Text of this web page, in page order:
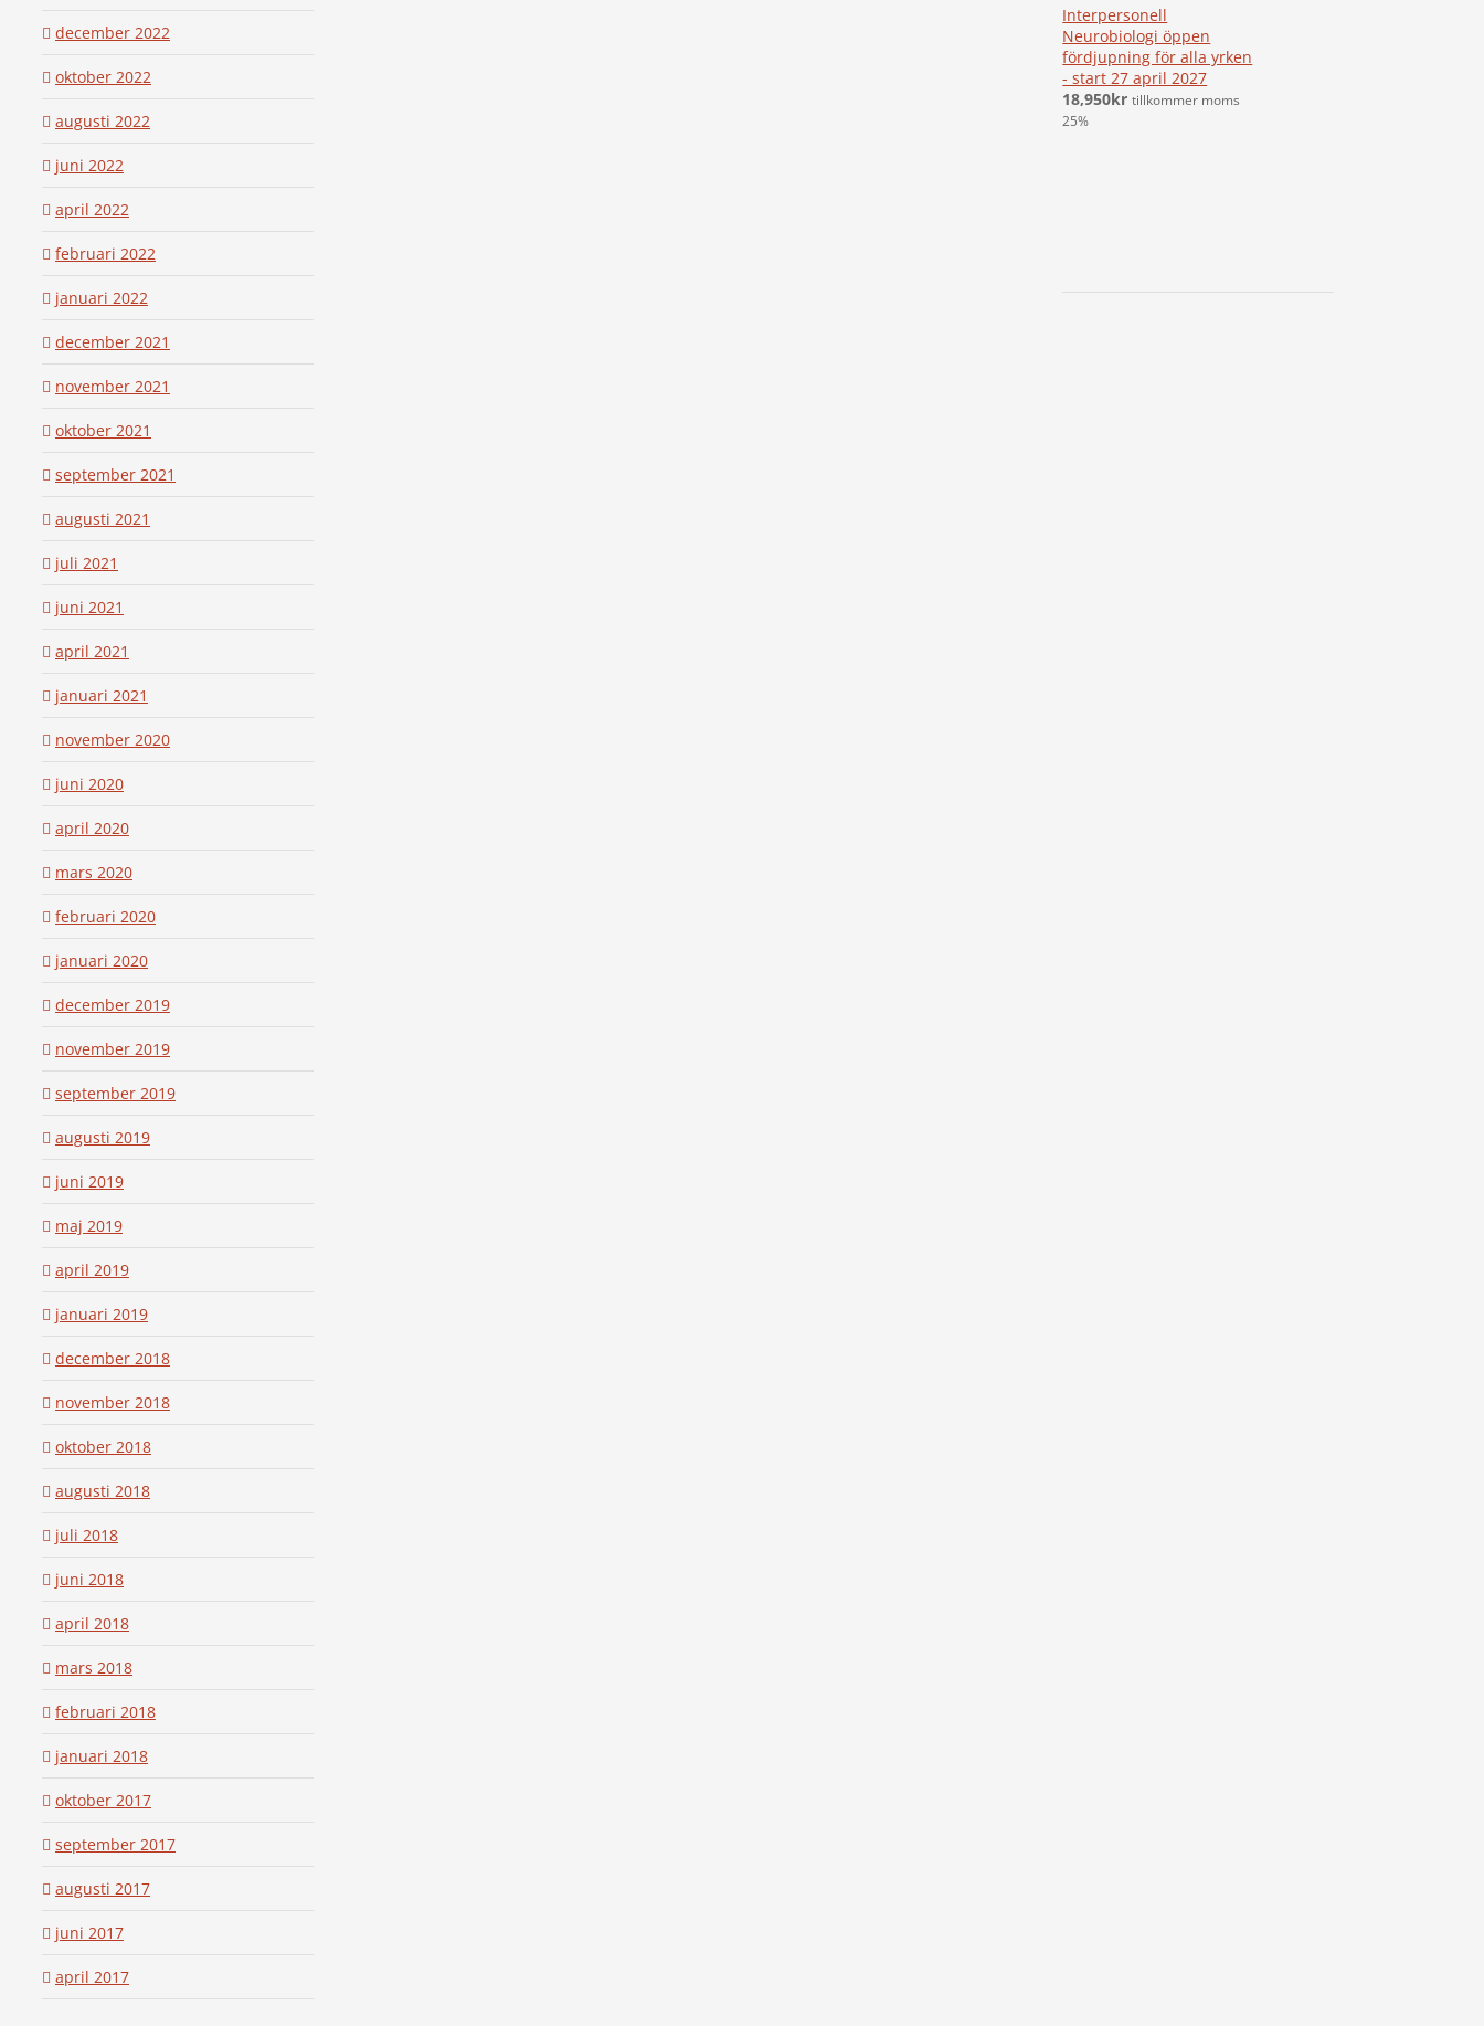
december 2022
oktober 2022
augusti 2022
juni 2022
april 2022
februari 2022
januari 2022
december 2021
november 2021
oktober 2021
september 2021
augusti 2021
juli 2021
juni 2021
april 2021
januari 2021
november 2020
juni 2020
april 2020
mars 2020
februari 2020
januari 2020
december 2019
november 2019
september 2019
augusti 2019
juni 2019
maj 2019
april 2019
januari 2019
december 2018
november 2018
oktober 2018
augusti 2018
juli 2018
juni 2018
april 2018
mars 2018
februari 2018
januari 2018
oktober 2017
september 2017
augusti 2017
juni 2017
april 2017
Interpersonell
Neurobiologi öppen
fördjupning för alla yrken
- start 27 april 2027
18,950kr tillkommer moms
25%